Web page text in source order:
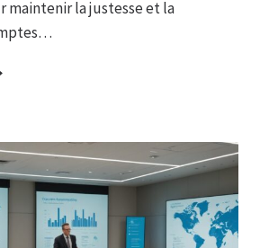
maintenir la justesse et la